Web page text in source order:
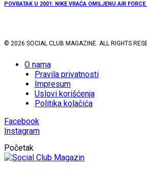
POVRATAK U 2001: NIKE VRAĆA OMILJENU AIR
© 2026 SOCIAL CLUB MAGAZINE. ALL RIGHTS
O nama
Pravila privatnosti
Impresum
Uslovi korišćenja
Politika kolačića
Facebook
Instagram
Početak